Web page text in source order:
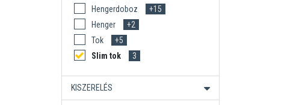
Hengerdoboz
+15
Henger
+2
Tok
+5
Slim tok
3
KISZERELÉS